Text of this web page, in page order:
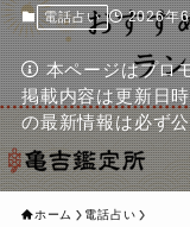
電話占い 2026年
本ページはプロ
掲載内容は更新日
の最新情報は必ず
ホーム 電話占い